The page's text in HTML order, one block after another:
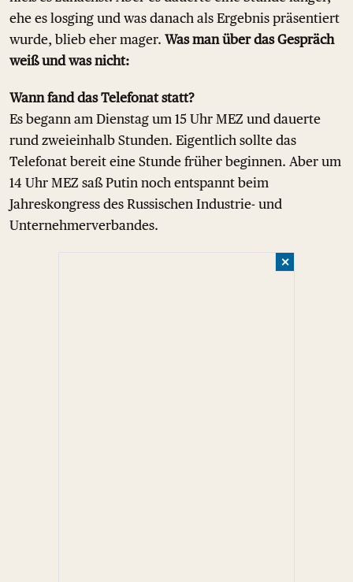
ehe es losging und was danach als Ergebnis präsentiert
wurde, blieb eher mager. Was man über das Gespräch
weiß und was nicht:
Wann fand das Telefonat statt?
Es begann am Dienstag um 15 Uhr MEZ und dauerte
rund zweieinhalb Stunden. Eigentlich sollte das
Telefonat bereit eine Stunde früher beginnen. Aber um
14 Uhr MEZ saß Putin noch entspannt beim
Jahreskongress des Russischen Industrie- und
Unternehmerverbandes.
✕